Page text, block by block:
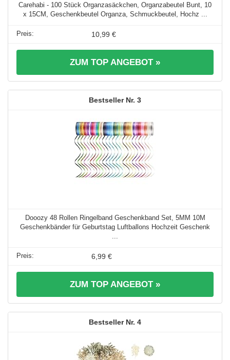
Carehabi - 100 Stück Organzasäckchen, Organzabeutel Bunt, 10
x 15CM, Geschenkbeutel Organza, Schmuckbeutel, Hochz ...
10,99 €
ZUM TOP ANGEBOT »
3
Dooozy 48 Rollen Ringelband Geschenkband Set, 5MM 10M
Geschenkbänder für Geburtstag Luftballons Hochzeit Geschenk
6,99 €
ZUM TOP ANGEBOT »
4